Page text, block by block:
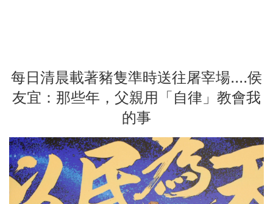
每日清晨載著豬隻準時送往屠宰場....侯
友宜：那些年，父親用「自律」教會我
的事